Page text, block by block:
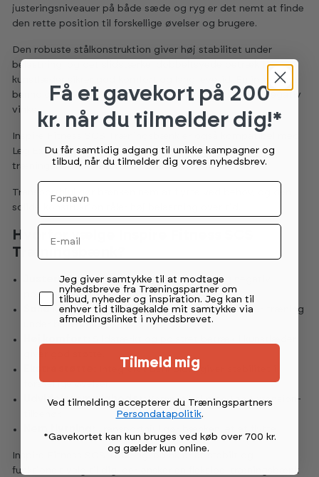
justeringsniveauer på både sæde og ryg er det nemt at finde
den rette position til forskellige øvelser og brugere.
Den robuste stålkonstruktion giver høj stabilitet under
belastning, og det slidstærke, dobbeltsyede betræk i
kunstlæder sikrer god komfort og lang levetid. En integreret
benholder giver ekstra støtte under øvelser i skrå og negativ
vinkel.
Inspire Fitness SCS Træningsbænk er også kompatibel med
Leg Extension-tilbehør, som gør det muligt at udvide
træningen med målrettede øvelser til ben.
Transporthjul gør bænken nem at flytte ved behov, og den
solide konstruktion tåler høj belastning over tid.
Hvorfor vælge Inspire Fitness SCS
Træningsbænk?
Justerbar bænk:Kan bruges i flad, skrå og negativ
position til varieret træning.
Solid konstruktion:Stabil stålramme giver sikker træning
under belastning.
Integreret benholder giver stabilitet i
forskellige øvelser.
Udvidelsesmuligheder:Kompatibel med Leg Extension-
Inspire Fitness SCS Træningsbænk er et stabilt og
funktionelt valg til dig, der ønsker en fleksibel træningsbænk
Få et gavekort på 200
kr. når du tilmelder dig!*
Du får samtidig adgang til unikke kampagner og
tilbud, når du tilmelder dig vores nyhedsbrev.
Fornavn
Email
Permission tekst
Jeg giver samtykke til at modtage
nyhedsbreve fra Træningspartner om
tilbud, nyheder og inspiration. Jeg kan til
enhver tid tilbagekalde mit samtykke via
afmeldingslinket i nyhedsbrevet.
Tilmeld mig
Ved tilmelding accepterer du Træningspartners
Persondatapolitik.
*Gavekortet kan kun bruges ved køb over 700 kr.
og gælder kun online.